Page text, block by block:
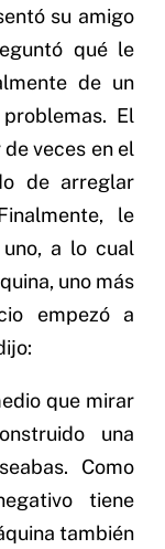
su amigo
qué le
de un
El
veces en el
de arreglar
le
a lo cual
uno más
empezó a
que mirar
una
Como
tiene
también